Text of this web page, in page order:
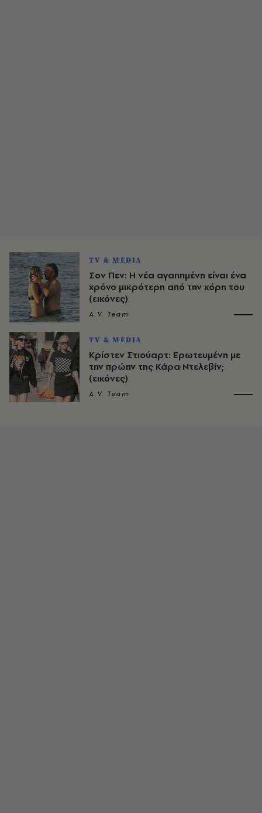
TV & MEDIA
Σον Πεν: Η νέα αγαπημένη είναι ένα
χρόνο μικρότερη από την κόρη του
(εικόνες)
A.V. Team
TV & MEDIA
Κρίστεν Στιούαρτ: Ερωτευμένη με
την πρώην της Κάρα Ντελεβίν;
(εικόνες)
A.V. Team